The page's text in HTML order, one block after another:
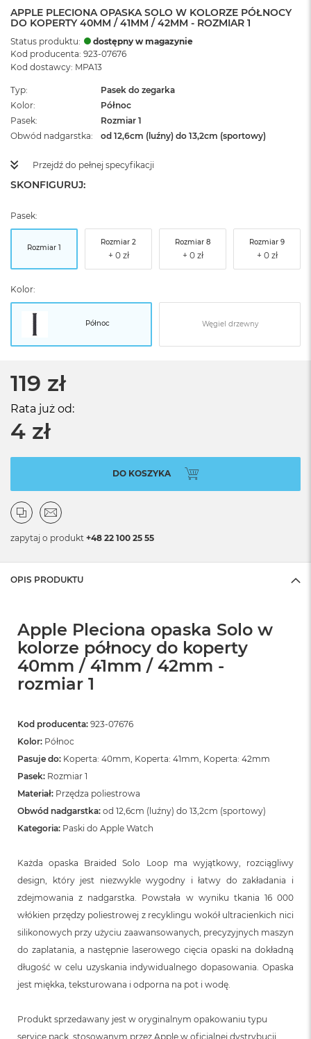
APPLE PLECIONA OPASKA SOLO W KOLORZE PÓŁNOCY
DO KOPERTY 40MM / 41MM / 42MM - ROZMIAR 1
Status produktu:
dostępny w magazynie
Kod producenta: 923-07676
Kod dostawcy: MPA13
Typ
Pasek do zegarka
Kolor
Północ
Pasek
Rozmiar 1
Obwód nadgarstka
od 12,6cm (luźny) do 13,2cm (sportowy)
Przejdź do pełnej specyfikacji
SKONFIGURUJ:
Pasek:
Rozmiar 1
Rozmiar 2 Rozmiar 8 Rozmiar 9
Kolor:
Północ Węgiel drzewny
119 zł
Rata już od:
4 zł
DO KOSZYKA
zapytaj o produkt +48 22 100 25 55
OPIS PRODUKTU
Apple Pleciona opaska Solo w
kolorze północy do koperty
40mm / 41mm / 42mm -
rozmiar 1
Kod producenta: 923-07676
Kolor: Północ
Pasuje do: Koperta: 40mm, Koperta: 41mm, Koperta: 42mm
Pasek: Rozmiar 1
Materiał: Przędza poliestrowa
Obwód nadgarstka: od 12,6cm (luźny) do 13,2cm (sportowy)
Kategoria: Paski do Apple Watch
Każda opaska Braided Solo Loop ma wyjątkowy, rozciągliwy
design, który jest niezwykle wygodny i łatwy do zakładania i
zdejmowania z nadgarstka. Powstała w wyniku tkania 16 000
włókien przędzy poliestrowej z recyklingu wokół ultracienkich nici
silikonowych przy użyciu zaawansowanych, precyzyjnych maszyn
do zaplatania, a następnie laserowego cięcia opaski na dokładną
długość w celu uzyskania indywidualnego dopasowania. Opaska
jest miękka, teksturowana i odporna na pot i wodę.
Produkt sprzedawany jest w oryginalnym opakowaniu typu
service pack, stosowanym przez Apple w oficjalnej dystrybucji